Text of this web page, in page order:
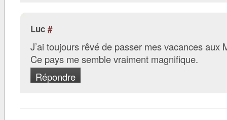
Luc #
J’ai toujours rêvé de passer mes vacances aux
Ce pays me semble vraiment magnifique.
Répondre